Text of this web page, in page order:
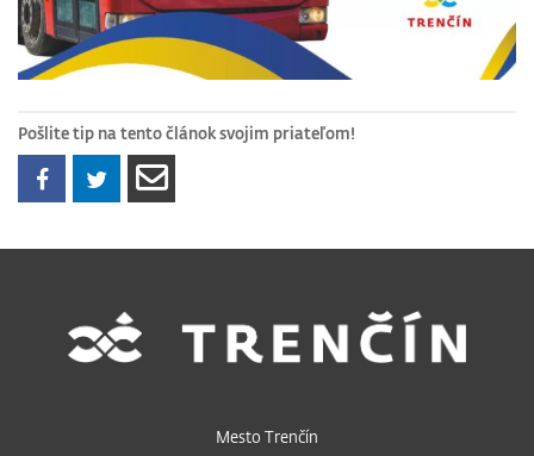
Pošlite tip na tento článok svojim priateľom!
Mesto Trenčín